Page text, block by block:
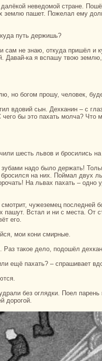
землю пашет. Пожелал ему
путь держишь?
Давай-ка я вспашу твою
но богом прошу, человек,
бы это пахать молча? Что
шесть львов и бросились нa
нa них. Поймал двух
На львах пахать – одно
пашут. Встал и ни с места. От
его.
мои кoни смирные.
Раз такoе дело, подошёл
или ещё пахать? – спpaшивает
дорогой.